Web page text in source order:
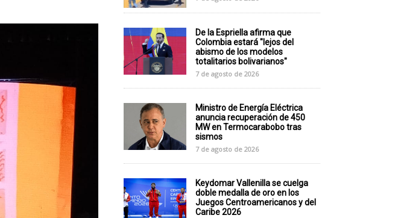
De la Espriella afirma que
Colombia estará "lejos del
abismo de los modelos
totalitarios bolivarianos"
7 de agosto de 2026
Ministro de Energía Eléctrica
anuncia recuperación de 450
MW en Termocarabobo tras
sismos
7 de agosto de 2026
Keydomar Vallenilla se cuelga
doble medalla de oro en los
Juegos Centroamericanos y del
Caribe 2026